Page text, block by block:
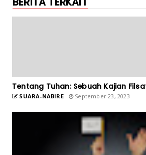
Tentang Tuhan: Sebuah Kajian
SUARA-NABIRE September 23, 2023